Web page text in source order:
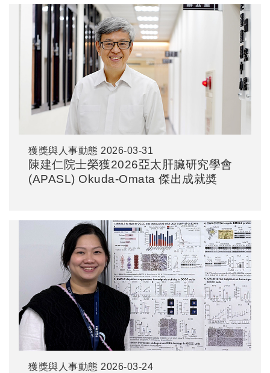
ARID1A 野生型 (ARID1A-wt) 的病例則缺乏有效
標靶，因此急需新藥開發。
獲獎與人事動態 2026-03-31
陳建仁院士榮獲2026亞太肝臟研究學會
(APASL) Okuda-Omata 傑出成就奬
獲獎與人事動態 2026-03-24